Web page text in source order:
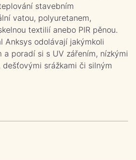
stavebním
vatou, polyuretanem,
textilií anebo PIR pěnou.
Anksys odolávají jakýmkoli
poradí si s UV zářením, nízkými
srážkami či silným